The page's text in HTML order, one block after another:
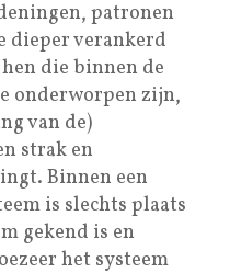
patronen
dieper verankerd
die binnen de
onderworpen zijn,
van de)
strak en
Binnen een
is slechts plaats
gekend is en
het systeem